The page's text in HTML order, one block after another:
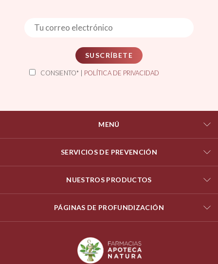
SUSCRÍBETE
CONSIENTO* | POLÍTICA DE PRIVACIDAD
MENÚ
SERVICIOS DE PREVENCIÓN
NUESTROS PRODUCTOS
PÁGINAS DE PROFUNDIZACIÓN